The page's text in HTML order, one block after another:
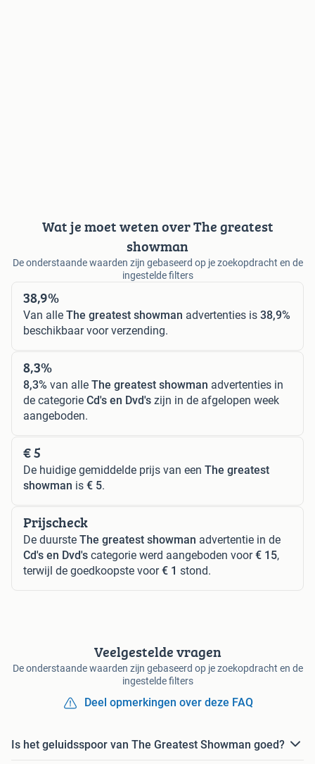
Wat je moet weten over The greatest
showman
De onderstaande waarden zijn gebaseerd op je zoekopdracht en de
ingestelde filters
38,9%
Van alle The greatest showman advertenties is 38,9%
beschikbaar voor verzending.
8,3%
8,3% van alle The greatest showman advertenties in
de categorie Cd's en Dvd's zijn in de afgelopen week
aangeboden.
€ 5
De huidige gemiddelde prijs van een The greatest
showman is € 5.
Prijscheck
De duurste The greatest showman advertentie in de
Cd's en Dvd's categorie werd aangeboden voor€ 15,
terwijl de goedkoopste voor€ 1 stond.
Veelgestelde vragen
De onderstaande waarden zijn gebaseerd op je zoekopdracht en de
ingestelde filters
Deel opmerkingen over deze FAQ
Is het geluidsspoor van The Greatest Showman goed?